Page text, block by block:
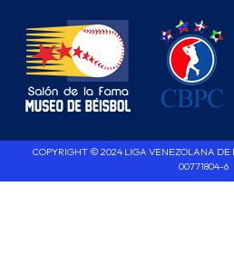
COPYRIGHT © 2024 LIGA VENEZOLANA DE
00771804-6